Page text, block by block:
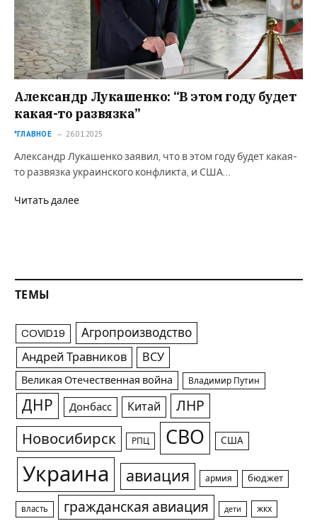
Александр Лукашенко: “В этом году будет
какая-то развязка”
*ГЛАВНОЕ 26.01.2025
Александр Лукашенко заявил, что в этом году будет какая-
то развязка украинского конфликта, и США…
Читать далее
ТЕМЫ
COVID19 Агропроизводство
Андрей Травников ВСУ
Великая Отечественная война Владимир Путин
ДНР Донбасс Китай ЛНР
Новосибирск РПЦ СВО США
Украина авиация армия бюджет
власть гражданская авиация дети жкх